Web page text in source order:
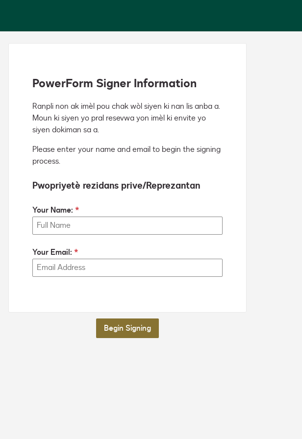
PowerForm Signer Information
Ranpli non ak imèl pou chak wòl siyen ki nan lis anba a.
Moun ki siyen yo pral resevwa yon imèl ki envite yo
siyen dokiman sa a.
Please enter your name and email to begin the signing
process.
Pwopriyetè rezidans prive/Reprezantan
Your Name:
Your Email:
Begin Signing